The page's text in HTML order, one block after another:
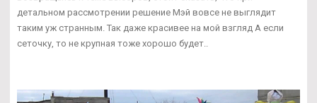
детальном рассмотрении решение Мэй вовсе не выглядит
таким уж странным. Так даже красивее на мой взгляд А если
сеточку, то не крупная тоже хорошо будет..